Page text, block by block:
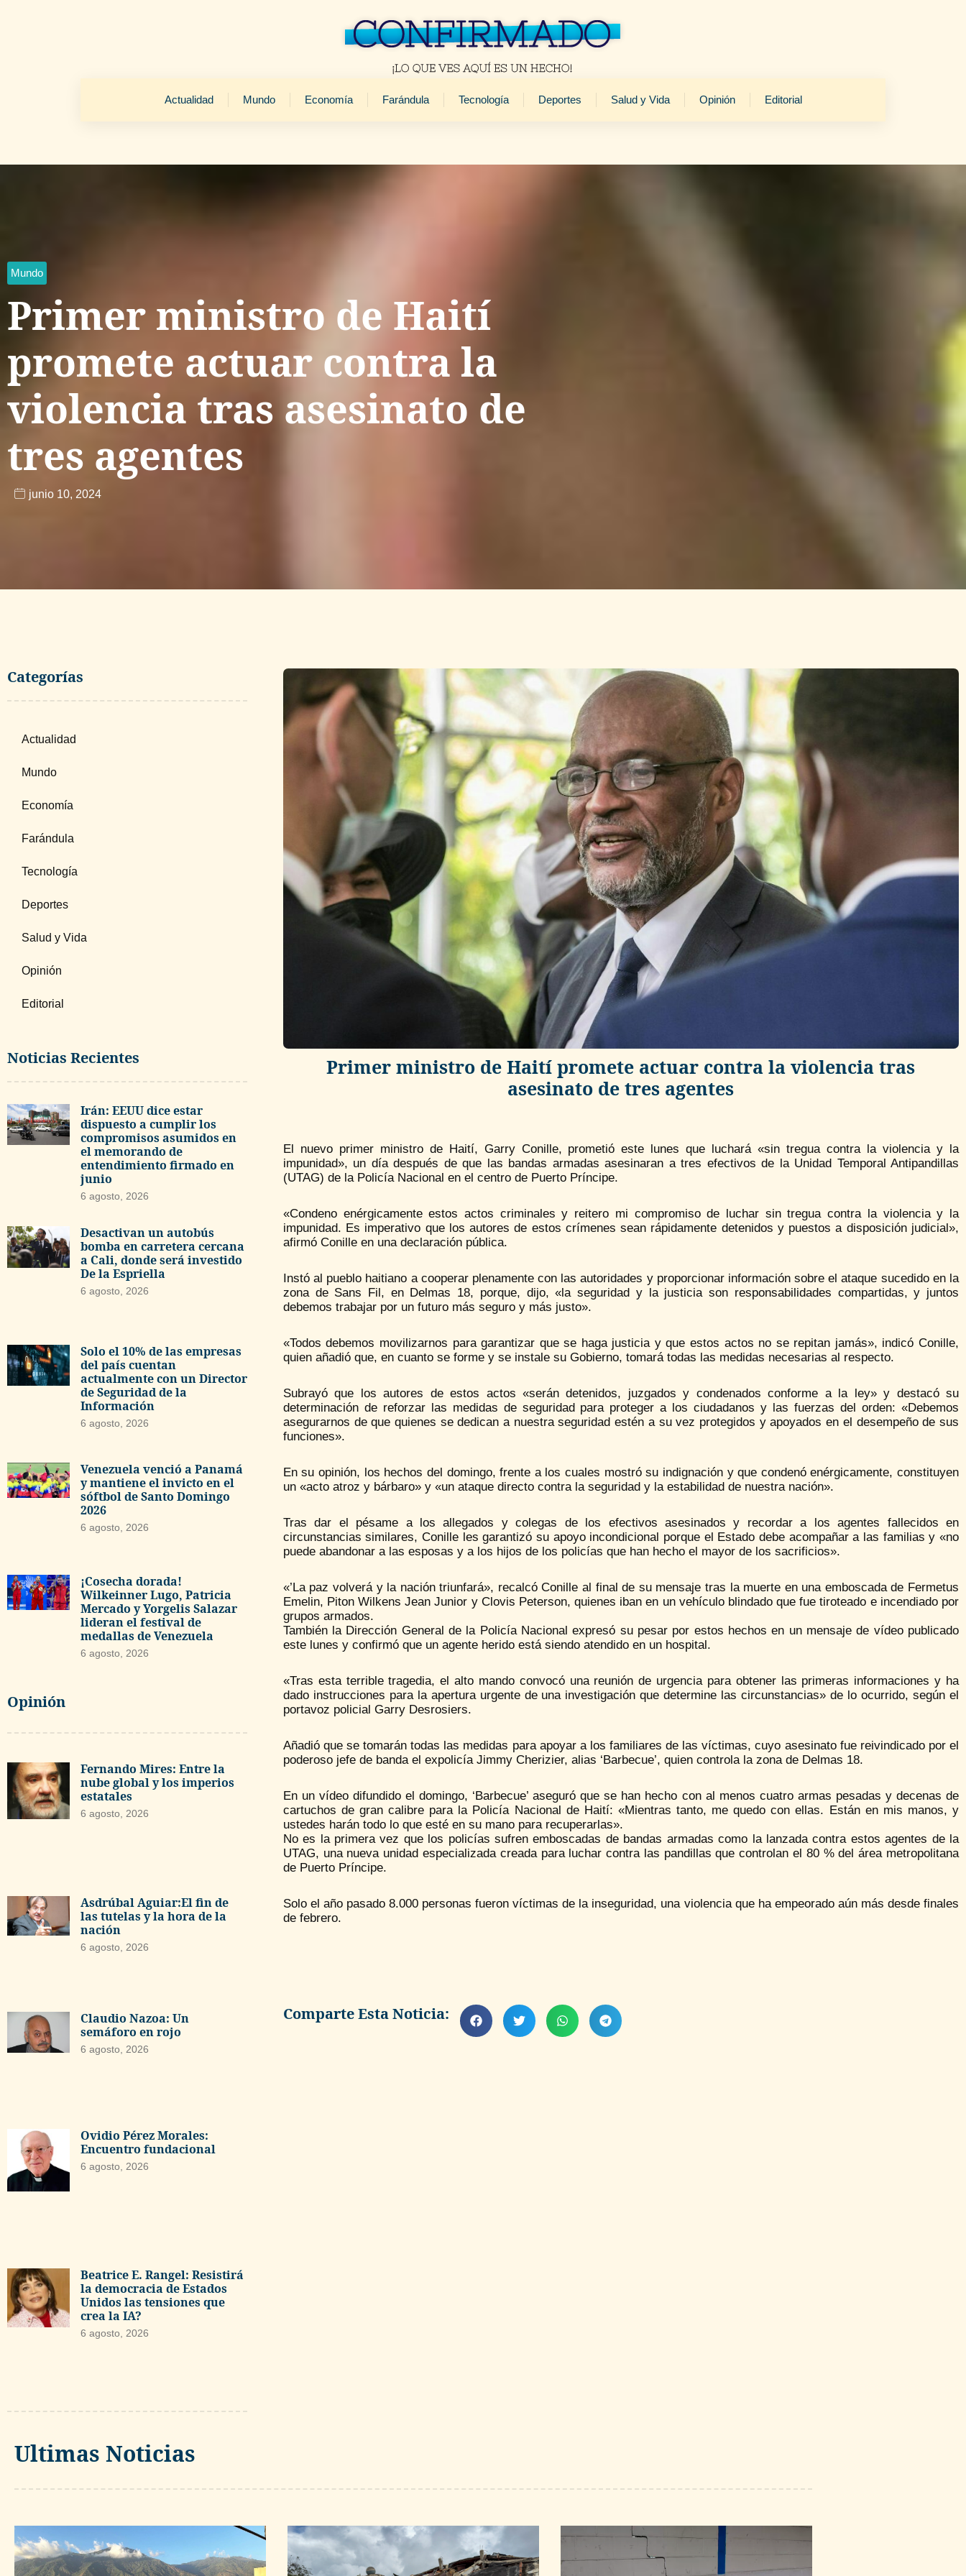
Actualidad Mundo Economía Farándula Tecnología Deportes Salud y Vida Opinión Editorial
Mundo
Primer ministro de Haití
promete actuar contra la
violencia tras asesinato de
tres agentes
junio 10, 2024
Categorías
Actualidad
Mundo
Economía
Farándula
Tecnología
Deportes
Salud y Vida
Opinión
Editorial
Noticias Recientes
Irán: EEUU dice estar
dispuesto a cumplir los
compromisos asumidos en
el memorando de
entendimiento firmado en
junio
6 agosto, 2026
Desactivan un autobús
bomba en carretera cercana
a Cali, donde será investido
De la Espriella
6 agosto, 2026
Solo el 10% de las empresas
del país cuentan
actualmente con un Director
de Seguridad de la
Información
6 agosto, 2026
Venezuela venció a Panamá
y mantiene el invicto en el
sóftbol de Santo Domingo
2026
6 agosto, 2026
¡Cosecha dorada!
Wilkeinner Lugo, Patricia
Mercado y Yorgelis Salazar
lideran el festival de
medallas de Venezuela
6 agosto, 2026
Opinión
Fernando Mires: Entre la
nube global y los imperios
estatales
6 agosto, 2026
Asdrúbal Aguiar:El fin de
las tutelas y la hora de la
nación
6 agosto, 2026
Claudio Nazoa: Un
semáforo en rojo
6 agosto, 2026
Ovidio Pérez Morales:
Encuentro fundacional
6 agosto, 2026
Beatrice E. Rangel: Resistirá
la democracia de Estados
Unidos las tensiones que
crea la IA?
6 agosto, 2026
Primer ministro de Haití promete actuar contra la violencia tras
asesinato de tres agentes
El nuevo primer ministro de Haití, Garry Conille, prometió este lunes que luchará «sin tregua contra la violencia y la
impunidad», un día después de que las bandas armadas asesinaran a tres efectivos de la Unidad Temporal Antipandillas
(UTAG) de la Policía Nacional en el centro de Puerto Príncipe.
«Condeno enérgicamente estos actos criminales y reitero mi compromiso de luchar sin tregua contra la violencia y la
impunidad. Es imperativo que los autores de estos crímenes sean rápidamente detenidos y puestos a disposición judicial»,
afirmó Conille en una declaración pública.
Instó al pueblo haitiano a cooperar plenamente con las autoridades y proporcionar información sobre el ataque sucedido en la
zona de Sans Fil, en Delmas 18, porque, dijo, «la seguridad y la justicia son responsabilidades compartidas, y juntos
debemos trabajar por un futuro más seguro y más justo».
«Todos debemos movilizarnos para garantizar que se haga justicia y que estos actos no se repitan jamás», indicó Conille,
quien añadió que, en cuanto se forme y se instale su Gobierno, tomará todas las medidas necesarias al respecto.
Subrayó que los autores de estos actos «serán detenidos, juzgados y condenados conforme a la ley» y destacó su
determinación de reforzar las medidas de seguridad para proteger a los ciudadanos y las fuerzas del orden: «Debemos
asegurarnos de que quienes se dedican a nuestra seguridad estén a su vez protegidos y apoyados en el desempeño de sus
funciones».
En su opinión, los hechos del domingo, frente a los cuales mostró su indignación y que condenó enérgicamente, constituyen
un «acto atroz y bárbaro» y «un ataque directo contra la seguridad y la estabilidad de nuestra nación».
Tras dar el pésame a los allegados y colegas de los efectivos asesinados y recordar a los agentes fallecidos en
circunstancias similares, Conille les garantizó su apoyo incondicional porque el Estado debe acompañar a las familias y «no
puede abandonar a las esposas y a los hijos de los policías que han hecho el mayor de los sacrificios».
«’La paz volverá y la nación triunfará», recalcó Conille al final de su mensaje tras la muerte en una emboscada de Fermetus
Emelin, Piton Wilkens Jean Junior y Clovis Peterson, quienes iban en un vehículo blindado que fue tiroteado e incendiado por
grupos armados.
También la Dirección General de la Policía Nacional expresó su pesar por estos hechos en un mensaje de vídeo publicado
este lunes y confirmó que un agente herido está siendo atendido en un hospital.
«Tras esta terrible tragedia, el alto mando convocó una reunión de urgencia para obtener las primeras informaciones y ha
dado instrucciones para la apertura urgente de una investigación que determine las circunstancias» de lo ocurrido, según el
portavoz policial Garry Desrosiers.
Añadió que se tomarán todas las medidas para apoyar a los familiares de las víctimas, cuyo asesinato fue reivindicado por el
poderoso jefe de banda el expolicía Jimmy Cherizier, alias ‘Barbecue’, quien controla la zona de Delmas 18.
En un vídeo difundido el domingo, ‘Barbecue’ aseguró que se han hecho con al menos cuatro armas pesadas y decenas de
cartuchos de gran calibre para la Policía Nacional de Haití: «Mientras tanto, me quedo con ellas. Están en mis manos, y
ustedes harán todo lo que esté en su mano para recuperarlas».
No es la primera vez que los policías sufren emboscadas de bandas armadas como la lanzada contra estos agentes de la
UTAG, una nueva unidad especializada creada para luchar contra las pandillas que controlan el 80 % del área metropolitana
de Puerto Príncipe.
Solo el año pasado 8.000 personas fueron víctimas de la inseguridad, una violencia que ha empeorado aún más desde finales
de febrero.
Comparte Esta Noticia:
Ultimas Noticias